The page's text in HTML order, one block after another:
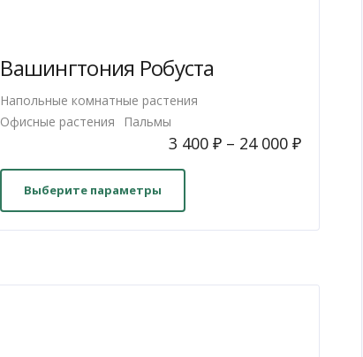
Вашингтония Робуста
Напольные комнатные растения
Офисные растения
Пальмы
3 400 ₽– 24 000 ₽
Выберите параметры
имеет
несколько
можно